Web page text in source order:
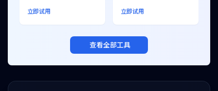
立即试用 立即试用
查看全部工具